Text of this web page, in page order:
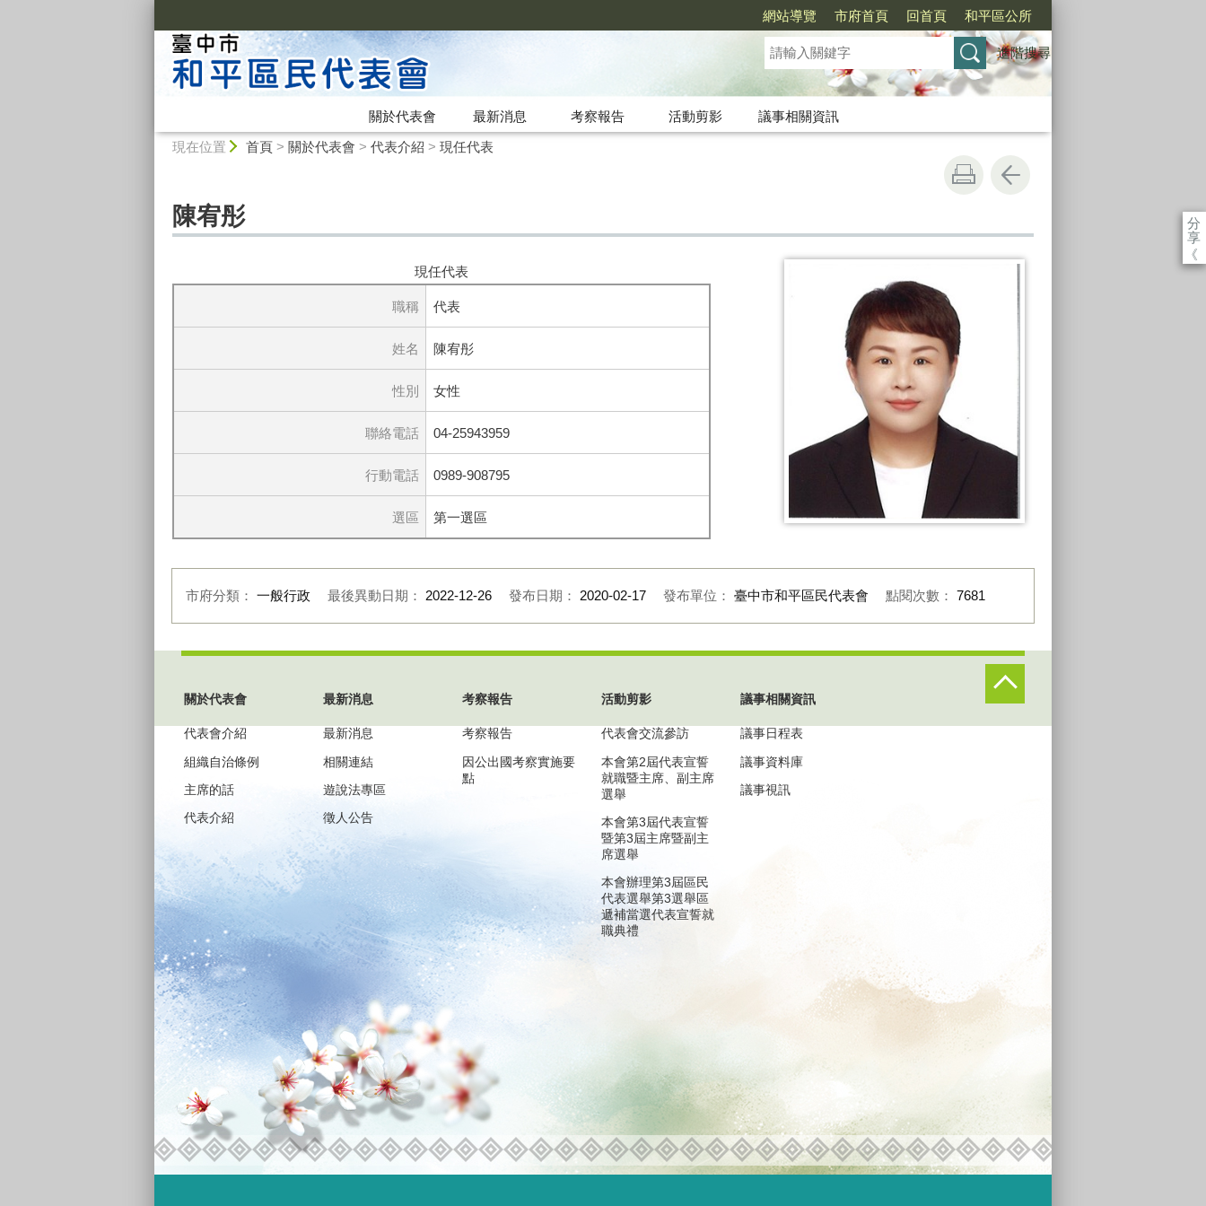
網站導覽 市府首頁 回首頁 和平區公所
進階搜尋
關於代表會 最新消息 考察報告 活動剪影
議事相關資訊
現在位置 首頁> 關於代表會 > 代表介紹 > 現任代表
分
享
《
陳宥彤
現任代表
職稱 代表
姓名 陳宥彤
性別 女性
聯絡電話 04-25943959
行動電話 0989-908795
選區 第一選區
市府分類： 一般行政 最後異動日期： 2022-12-26 發布日期： 2020-02-17 發布單位： 臺中市和平區民代表會 點閱次數： 7681
關於代表會
代表會介紹
組織自治條例
主席的話
代表介紹
最新消息
最新消息
相關連結
遊說法專區
徵人公告
考察報告
考察報告
因公出國考察實施要
點
活動剪影
代表會交流參訪
本會第2屆代表宣誓
就職暨主席、副主席
選舉
本會第3屆代表宣誓
暨第3屆主席暨副主
席選舉
本會辦理第3屆區民
代表選舉第3選舉區
遞補當選代表宣誓就
職典禮
議事相關資訊
議事日程表
議事資料庫
議事視訊